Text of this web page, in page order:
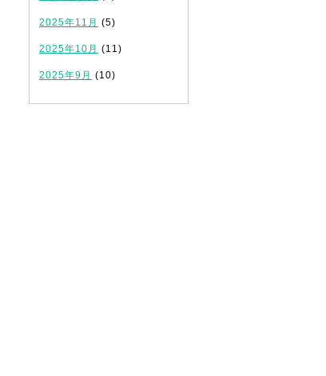
2025年11月 (5)
2025年10月 (11)
2025年9月 (10)